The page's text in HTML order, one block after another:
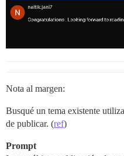
Nota al margen:
Busqué un tema existente
de publicar. (ref)
Prompt